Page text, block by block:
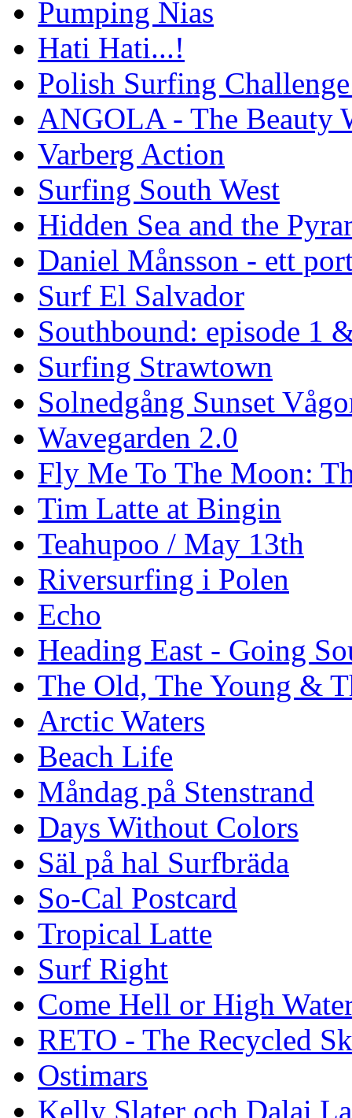
Pumping Nias
Hati Hati...!
Polish Surfing
ANGOLA - The Beauty
Varberg Action
Surfing South West
Hidden Sea and the
Daniel Månsson - ett
Surf El Salvador
Southbound: episode 1
Surfing Strawtown
Solnedgång Sunset
Wavegarden 2.0
Fly Me To The Moon:
Tim Latte at Bingin
Teahupoo / May 13th
Riversurfing i Polen
Echo
Heading East - Going
The Old, The Young &
Arctic Waters
Beach Life
Måndag på Stenstrand
Days Without Colors
Säl på hal Surfbräda
So-Cal Postcard
Tropical Latte
Surf Right
Come Hell or High
RETO - The Recycled
Ostimars
Kelly Slater och Dalai